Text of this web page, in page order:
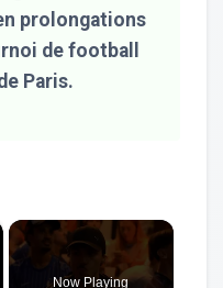
prolongations
de football
Paris.
Now Playing